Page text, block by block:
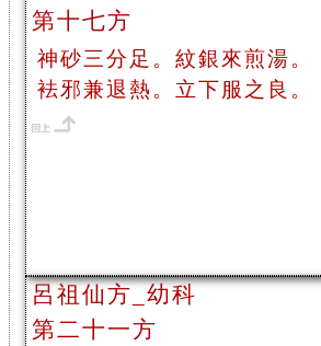
第十七方
神砂三分足。紋銀來煎湯。
袪邪兼退熱。立下服之良。
呂祖仙方_幼科
第二十一方